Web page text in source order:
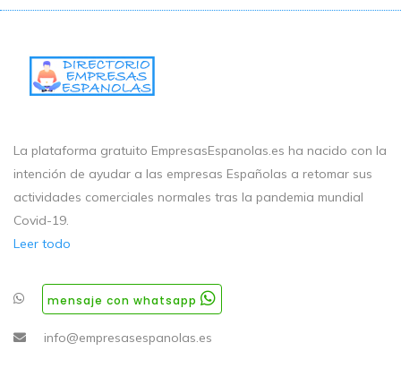
La plataforma gratuito EmpresasEspanolas.es ha nacido con la
intención de ayudar a las empresas Españolas a retomar sus
actividades comerciales normales tras la pandemia mundial
Covid-19.
Leer todo
mensaje con whatsapp
info@empresasespanolas.es